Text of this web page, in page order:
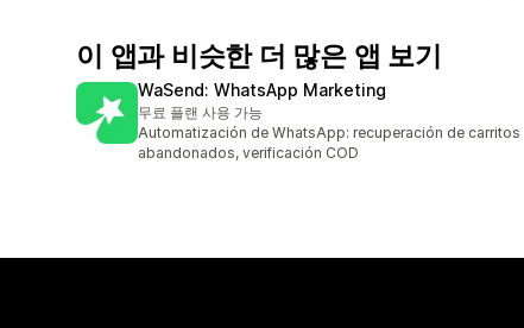
이 앱과 비슷한 더 많은 앱 보기
WaSend: WhatsApp Marketing
무료 플랜 사용 가능
Automatización de WhatsApp: recuperación de carritos
abandonados, verificación COD